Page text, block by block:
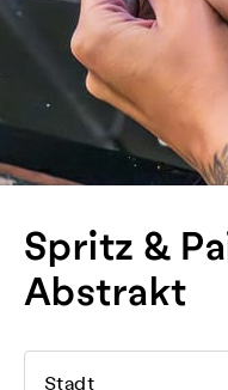
Spritz &
Abstrakt
Stadt